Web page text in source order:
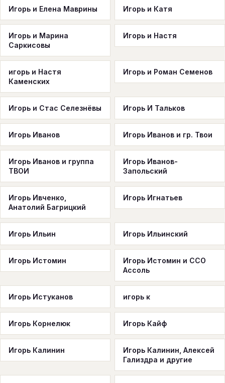
Игорь и Елена Маврины Игорь и Катя
Игорь и Марина
Саркисовы
Игорь и Настя
игорь и Настя
Каменских
Игорь и Роман Семенов
Игорь и Стас Селезнёвы Игорь И Тальков
Игорь Иванов Игорь Иванов и гр. Твои
Игорь Иванов и группа
ТВОИ
Игорь Иванов-
Запольский
Игорь Ивченко,
Анатолий Багрицкий
Игорь Игнатьев
Игорь Ильин Игорь Ильинский
Игорь Истомин
Игорь Истомин и ССО
Ассоль
Игорь Истуканов игорь к
Игорь Кoрнелюк Игорь Кайф
Игорь Калинин
Игорь Калинин, Алексей
Гализдра и другие